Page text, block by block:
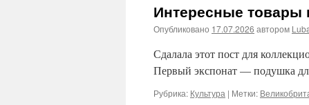
Интересные товары
Опубликовано 17.07.2026 автором
Сдалала этот пост для
Первый экспонат — подушка
Рубрика: Культура | Метки: